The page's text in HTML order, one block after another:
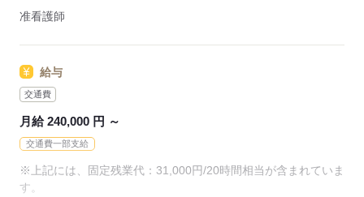
★おすすめポイント★
ため、専門的なケアを学びスキルアップにつながります！
からの訪問となりますので、新しい職場でも安心◎
安心して子育てと仕事が両立できる環境を整備しています！
准看護師
給与
交通費
月給 240,000 円 ～
交通費一部支給
※上記には、固定残業代：31,000円/20時間相当が含まれていま
す。